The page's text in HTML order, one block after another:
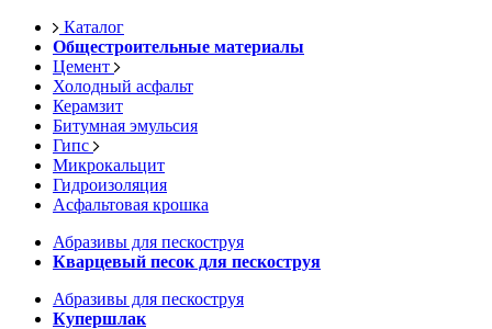
Каталог
Общестроительные материалы
Цемент
Холодный асфальт
Керамзит
Битумная эмульсия
Гипс
Микрокальцит
Гидроизоляция
Асфальтовая крошка
Абразивы для пескоструя
Кварцевый песок для пескоструя
Абразивы для пескоструя
Купершлак